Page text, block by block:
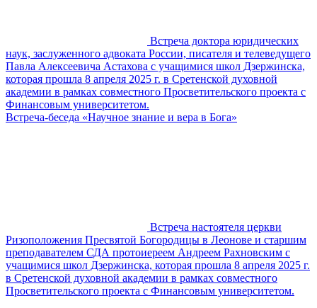
Встреча доктора юридических
наук, заслуженного адвоката России, писателя и телеведущего
Павла Алексеевича Астахова с учащимися школ Дзержинска,
которая прошла 8 апреля 2025 г. в Сретенской духовной
академии в рамках совместного Просветительского проекта с
Финансовым университетом.
Встреча-беседа «Научное знание и вера в Бога»
Встреча настоятеля церкви
Ризоположения Пресвятой Богородицы в Леонове и старшим
преподавателем СДА протоиереем Андреем Рахновским с
учащимися школ Дзержинска, которая прошла 8 апреля 2025 г.
в Сретенской духовной академии в рамках совместного
Просветительского проекта с Финансовым университетом.